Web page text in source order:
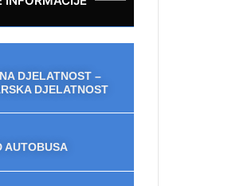
DJELATNOST –
DJELATNOST
AUTOBUSA